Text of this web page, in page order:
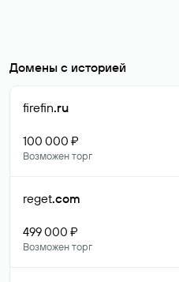
Домены с историей
firefin.ru
100 000 ₽
Возможен торг
reget.com
499 000 ₽
Возможен торг